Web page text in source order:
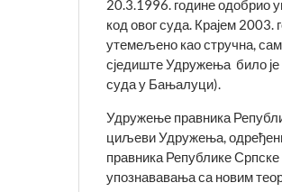
20.3.1996. године одобрио
код овог суда. Крајем 2003.
утемељено као стручна,
сједиште Удружења било
суда у Бањалуци).
Удружење правника
циљеви Удружења,
правника Републике
упознававања са новим